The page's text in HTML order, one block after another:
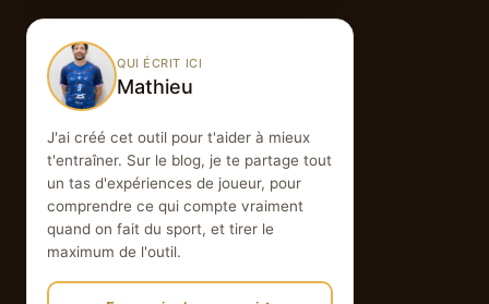
QUI ÉCRIT ICI
Mathieu
J'ai créé cet outil pour t'aider à mieux
t'entraîner. Sur le blog, je te partage tout
un tas d'expériences de joueur, pour
comprendre ce qui compte vraiment
quand on fait du sport, et tirer le
maximum de l'outil.